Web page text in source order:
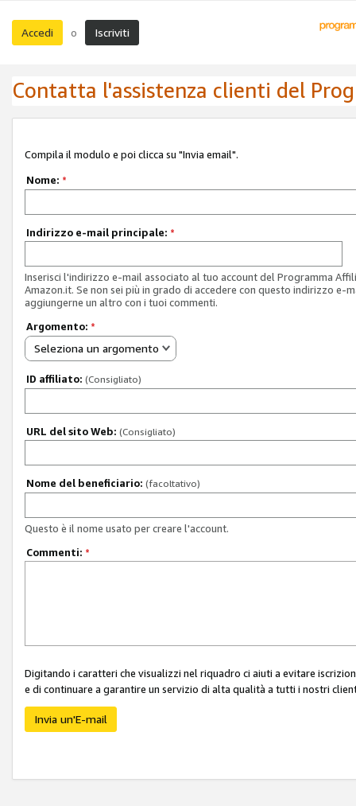
Accedi o Iscriviti
Contatta l'assistenza clienti del
Compila il modulo e poi clicca su "Invia email".
Nome: *
Indirizzo e-mail principale: *
Inserisci l'indirizzo e-mail associato al tuo account del Programma
Amazon.it. Se non sei più in grado di accedere con questo indirizzo e-
aggiungerne un altro con i tuoi commenti.
Argomento: *
Seleziona un argomento
ID affiliato: (Consigliato)
URL del sito Web: (Consigliato)
Nome del beneficiario: (facoltativo)
Questo è il nome usato per creare l'account.
Commenti: *
Digitando i caratteri che visualizzi nel riquadro ci aiuti a evitare
e di continuare a garantire un servizio di alta qualità a tutti i nostri
Invia un'E-mail